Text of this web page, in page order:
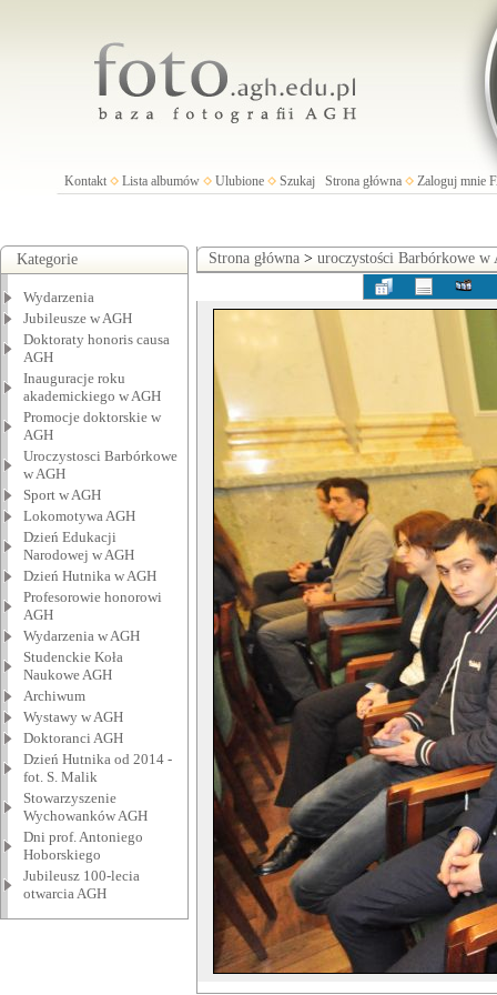
Kontakt Lista albumów Ulubione Szukaj Strona główna Zaloguj mnie
Kategorie
Wydarzenia
Jubileusze w AGH
Doktoraty honoris causa
AGH
Inauguracje roku
akademickiego w AGH
Promocje doktorskie w
AGH
Uroczystosci Barbórkowe
w AGH
Sport w AGH
Lokomotywa AGH
Dzień Edukacji
Narodowej w AGH
Dzień Hutnika w AGH
Profesorowie honorowi
AGH
Wydarzenia w AGH
Studenckie Koła
Naukowe AGH
Archiwum
Wystawy w AGH
Doktoranci AGH
Dzień Hutnika od 2014 -
fot. S. Malik
Stowarzyszenie
Wychowanków AGH
Dni prof. Antoniego
Hoborskiego
Jubileusz 100-lecia
otwarcia AGH
Strona główna > uroczystości Barbórkowe w